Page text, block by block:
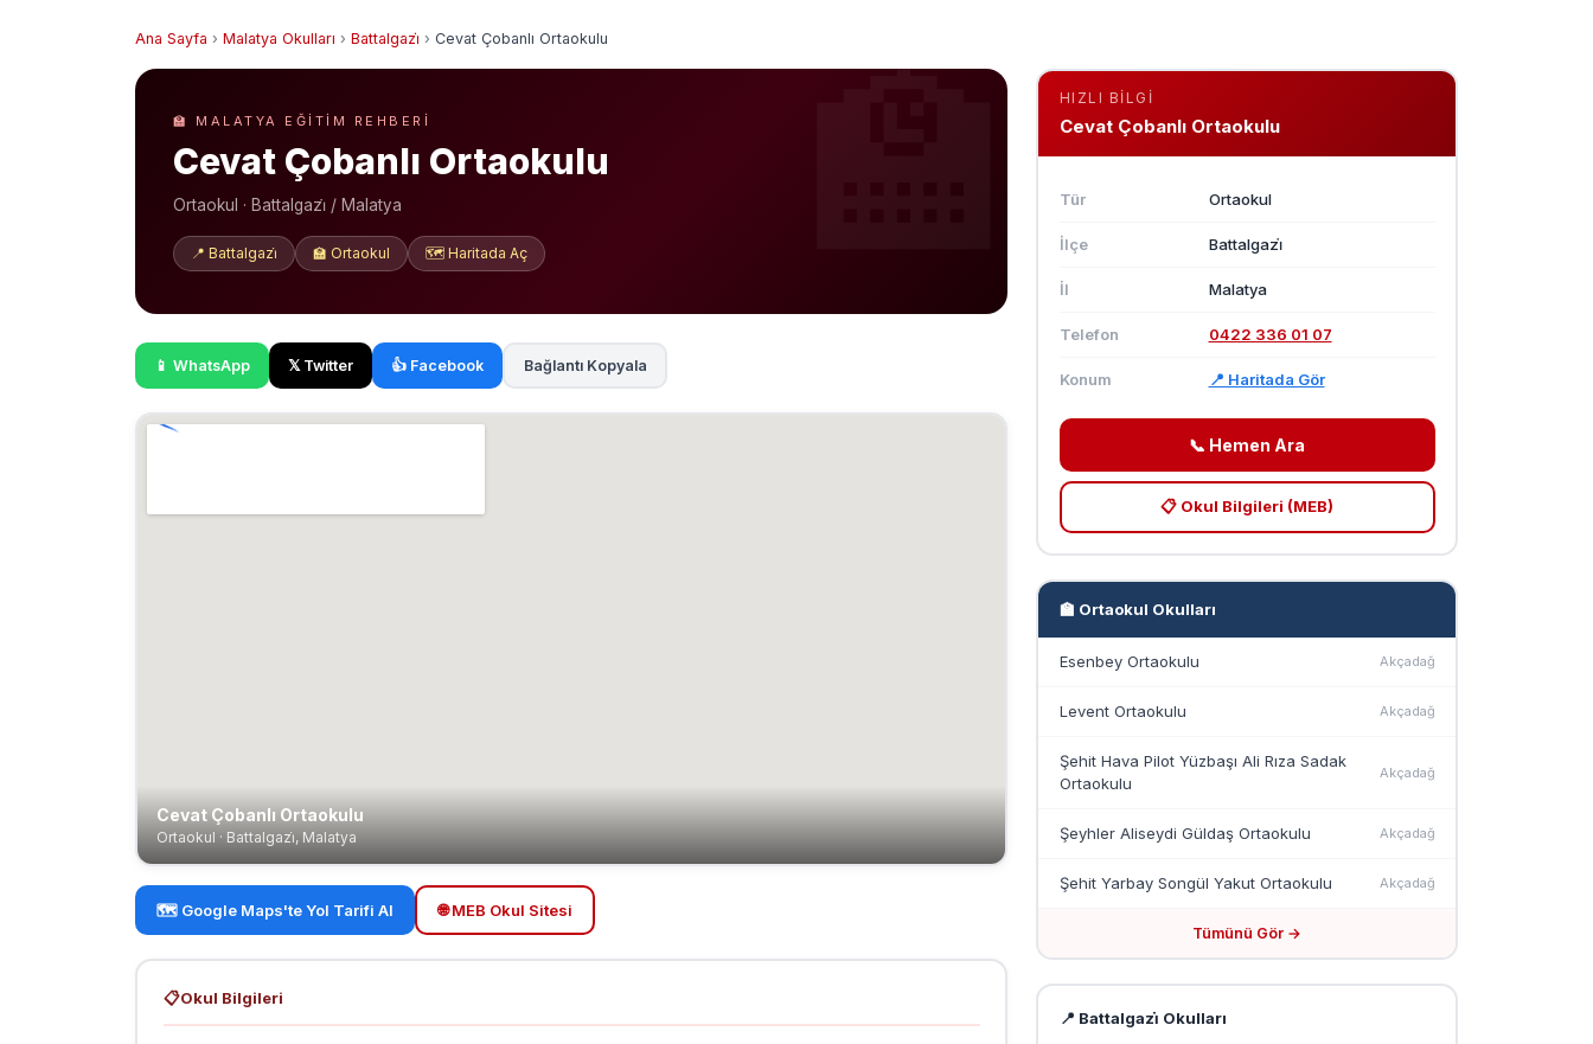
Ana Sayfa › Malatya Okulları › Battalgazi̇ › Cevat Çobanlı Ortaokulu
🏫 MALATYA EĞITIM REHBERI
Cevat Çobanlı Ortaokulu
Ortaokul · Battalgazi̇ / Malatya
📍 Battalgazi̇ 🏫 Ortaokul 🗺️ Haritada Aç
📱 WhatsApp 𝕏 Twitter 👍 Facebook Bağlantı Kopyala
Cevat Çobanlı Ortaokulu
Ortaokul · Battalgazi̇, Malatya
🗺️ Google Maps'te Yol Tarifi Al 🌐 MEB Okul Sitesi
📋Okul Bilgileri
HIZLI BILGI
Cevat Çobanlı Ortaokulu
Tür Ortaokul
İlçe Battalgazi̇
İl Malatya
Telefon 0422 336 01 07
Konum 📍 Haritada Gör
📞 Hemen Ara
📋 Okul Bilgileri (MEB)
🏫 Ortaokul Okulları
Esenbey Ortaokulu Akçadağ
Levent Ortaokulu Akçadağ
Şehit Hava Pilot Yüzbaşı Ali Rıza Sadak
Ortaokulu
Akçadağ
Şeyhler Aliseydi Güldaş Ortaokulu Akçadağ
Şehit Yarbay Songül Yakut Ortaokulu Akçadağ
Tümünü Gör →
📍 Battalgazi̇ Okulları